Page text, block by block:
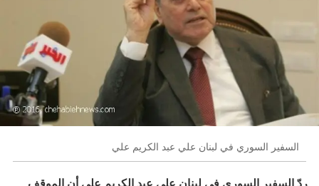
السفير السوري في لبنان علي عبد الكريم علي